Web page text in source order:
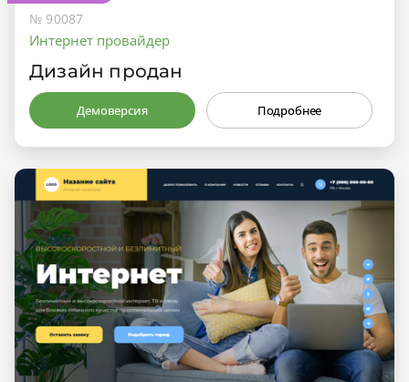
№ 90087
Интернет провайдер
Дизайн продан
Демоверсия Подробнее